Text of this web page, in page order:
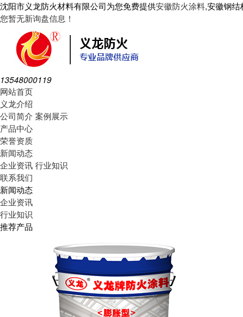
沈阳市义龙防火材料有限公司为您免费提供安徽防火涂料,安徽钢结
您暂无新询盘信息！
13548000119
网站首页
义龙介绍
公司简介 案例展示
产品中心
荣誉资质
新闻动态
企业资讯 行业知识
联系我们
新闻动态
企业资讯
行业知识
推荐产品